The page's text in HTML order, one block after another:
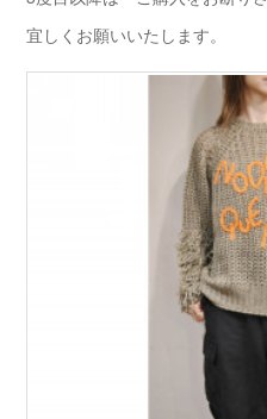
宜しくお願いいたします。